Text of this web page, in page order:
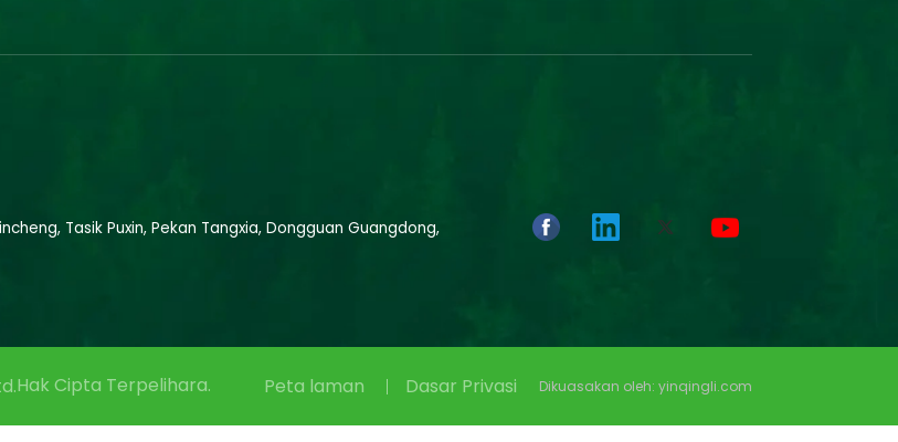
Tasik Puxin, Pekan Tangxia, Dongguan Guangdong,
Hak Cipta Terpelihara. Peta laman Dasar Privasi Dikuasakan oleh: yinqingli.com